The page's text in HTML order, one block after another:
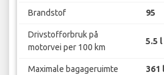
Brandstof 95
Drivstofforbruk på
motorvei per 100 km
5.5 l
Maximale bagageruimte 361 l